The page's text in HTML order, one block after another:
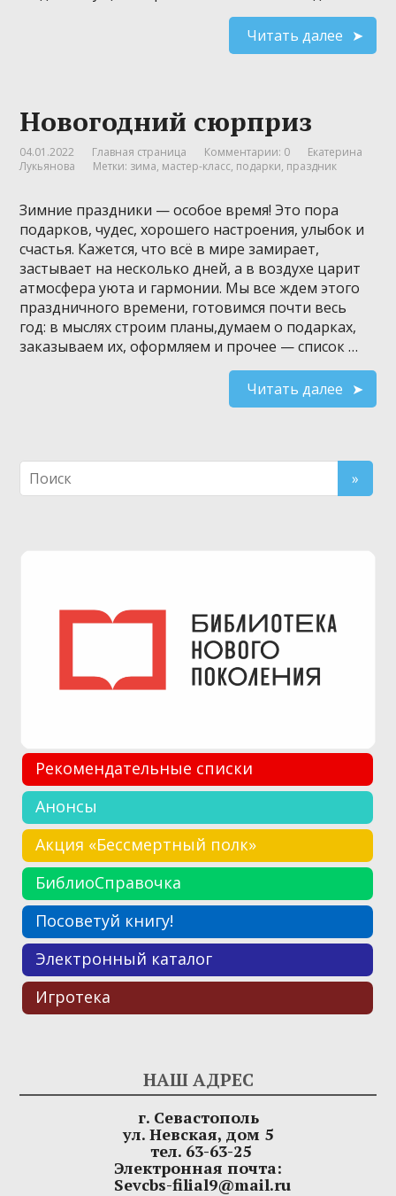
Читать далее
Новогодний сюрприз
04.01.2022 Главная страница Комментарии: 0
Екатерина
Лукьянова
Метки: зима, мастер-класс, подарки, праздник
Зимние праздники — особое время! Это пора
подарков, чудес, хорошего настроения, улыбок и
счастья. Кажется, что всё в мире замирает,
застывает на несколько дней, а в воздухе царит
атмосфера уюта и гармонии. Мы все ждем этого
праздничного времени, готовимся почти весь
год: в мыслях строим планы,думаем о подарках,
заказываем их, оформляем и прочее — список …
Читать далее
Рекомендательные списки
Анонсы
Акция «Бессмертный полк»
БиблиоСправочка
Посоветуй книгу!
Электронный каталог
Игротека
НАШ АДРЕС
г. Севастополь
ул. Невская, дом 5
тел. 63-63-25
Электронная почта:
Sevcbs-filial9@mail.ru